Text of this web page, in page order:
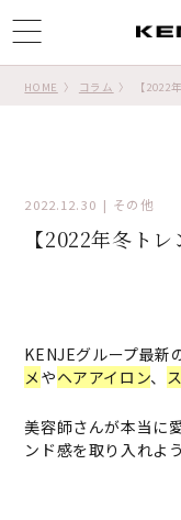
HOME コラム 【2022
2022.12.30 その他
【2022年冬ト
KENJEグループ最新
メ やヘアアイロン、
美容師さんが本当に
ンド感を取り入れよ